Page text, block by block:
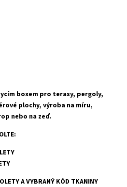
boxem pro terasy, pergoly,
plochy, výroba na míru,
nebo na zeď.
A VYBRANÝ KÓD TKANINY